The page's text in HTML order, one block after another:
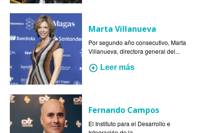
Marta Villanueva
Por segundo año consecutivo, Marta
Villanueva, directora general del...
Leer más
Fernando Campos
El Instituto para el Desarrollo e